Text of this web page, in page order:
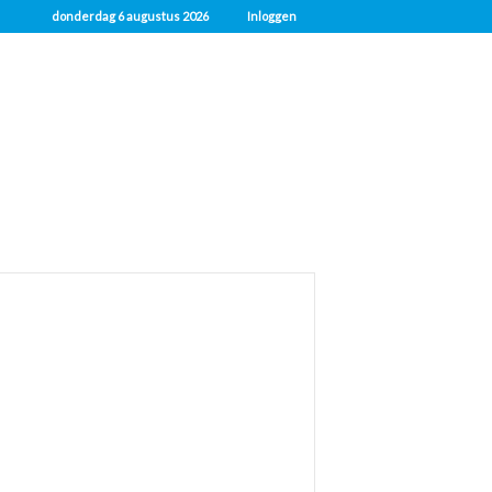
donderdag 6 augustus 2026 Inloggen